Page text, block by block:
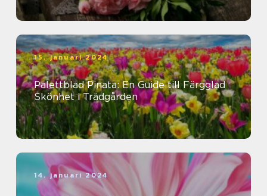
15. januari 2024
Palettblad Pinata: En Guide till Färgglad
Skönhet i Trädgården
14. januari 2024